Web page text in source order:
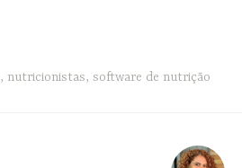
, nutricionistas, software de nutrição